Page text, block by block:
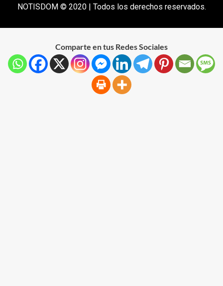
NOTISDOM © 2020 | Todos los derechos reservados.
Comparte en tus Redes Sociales